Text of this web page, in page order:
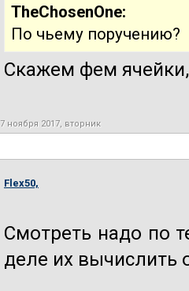
TheChosenOne:
По чьему поручению?
Скажем фем
7 ноября 2017, вторник
Flex50,
Смотреть надо по
деле их вычислить